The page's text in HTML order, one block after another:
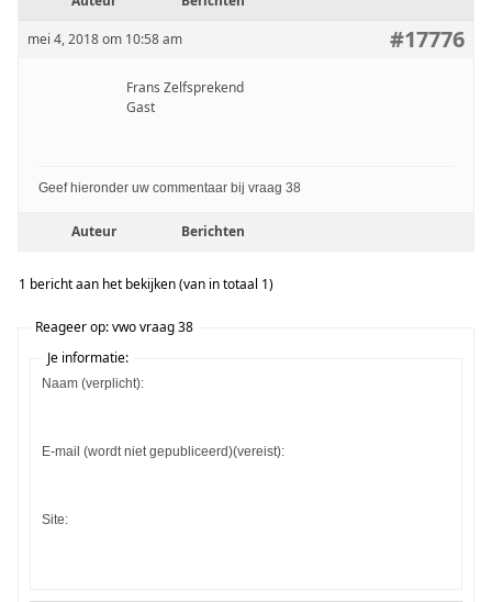
mei 4, 2018 om 10:58 am #17776
Frans Zelfsprekend
Gast
Geef hieronder uw commentaar bij vraag 38
Auteur Berichten
1 bericht aan het bekijken (van in totaal 1)
Reageer op: vwo vraag 38
Je informatie:
Naam (verplicht):
E-mail (wordt niet gepubliceerd)(vereist):
Site: